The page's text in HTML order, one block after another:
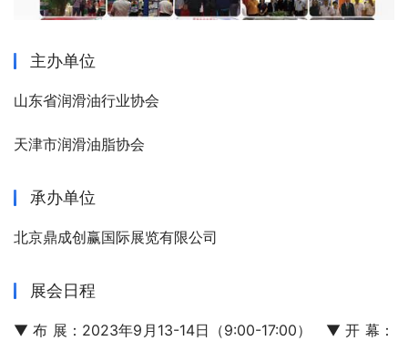
主办单位
山东省润滑油行业协会
天津市润滑油脂协会
承办单位
北京鼎成创赢国际展览有限公司
展会日程
▼ 布 展：2023年9月13-14日（9:00-17:00）   ▼ 开 幕：